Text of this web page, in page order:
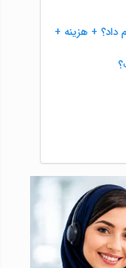
داد؟ + هزینه +